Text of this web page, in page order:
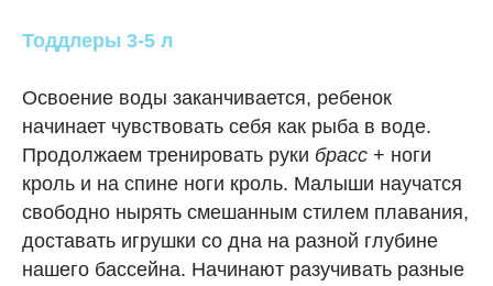
Тоддлеры 3-5 л
Освоение воды заканчивается, ребенок
начинает чувствовать себя как рыба в воде.
Продолжаем тренировать руки брасс + ноги
кроль и на спине ноги кроль. Малыши научатся
свободно нырять смешанным стилем плавания,
доставать игрушки со дна на разной глубине
нашего бассейна. Начинают разучивать разные